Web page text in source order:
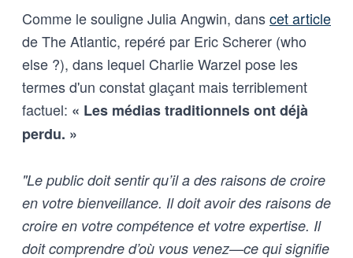
Comme le souligne Julia Angwin, danscet article
de The Atlantic, repéré par Eric Scherer (who
else ?), dans lequel Charlie Warzel pose les
termes d'un constat glaçant mais terriblement
factuel: « Les médias traditionnels ont déjà
perdu. »
"Le public doit sentir qu’il a des raisons de croire
en votre bienveillance. Il doit avoir des raisons de
croire en votre compétence et votre expertise. Il
doit comprendre d’où vous venez—ce qui signifie